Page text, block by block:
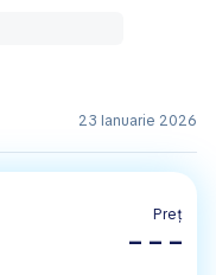
23 Ianuarie 2026
Preț
– – –